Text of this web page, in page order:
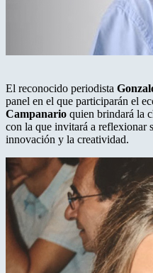
El reconocido periodista
panel en el que participarán el
Campanario quien brindará la
con la que invitará a reflexionar
innovación y la creatividad.